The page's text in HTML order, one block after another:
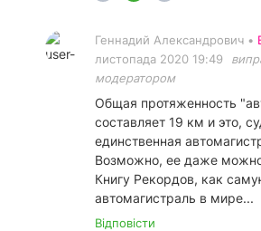
Геннадий Александрович •
листопада 2020 19:49
модератором
Общая протяженность
составляет 19 км и это,
единственная
Возможно, ее даже
Книгу Рекордов, как
автомагистраль в мире...
Відповісти